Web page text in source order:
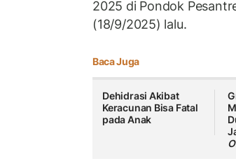
2025 di Pondok
(18/9/2025) lalu.
Baca Juga
Dehidrasi Akibat
Keracunan Bisa Fatal
pada Anak